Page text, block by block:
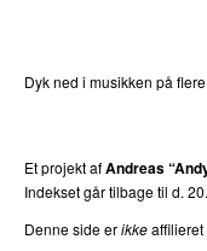
Dyk ned i musikken på
Et projekt afAndreas
Indekset går tilbage til d.
Denne side erikkeaffilieret